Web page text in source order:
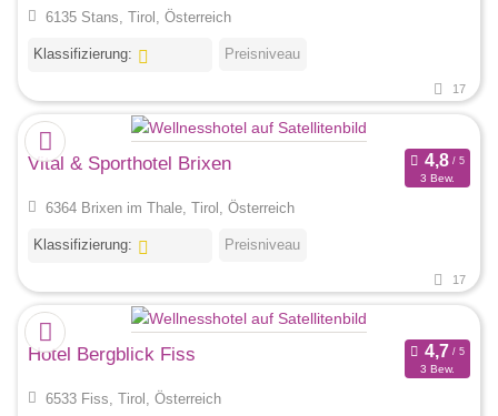
6135 Stans, Tirol, Österreich
Klassifizierung: Preisniveau
17
Vital & Sporthotel Brixen
3 Bew.
6364 Brixen im Thale, Tirol, Österreich
Klassifizierung: Preisniveau
17
Hotel Bergblick Fiss
3 Bew.
6533 Fiss, Tirol, Österreich